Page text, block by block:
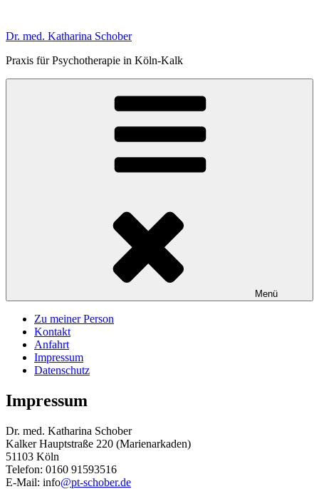
springen
Dr. med. Katharina Schober
Praxis für Psychotherapie in Köln-Kalk
Menü
Zu meiner Person
Kontakt
Anfahrt
Impressum
Datenschutz
Impressum
Dr. med. Katharina Schober
Kalker Hauptstraße 220 (Marienarkaden)
51103 Köln
Telefon: 0160 91593516
E-Mail: info@pt-schober.de